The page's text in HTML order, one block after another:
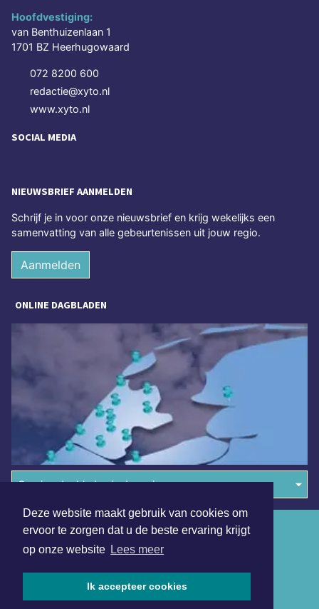
Deze website maakt gebruik van cookies om
ervoor te zorgen dat u de beste ervaring krijgt
op onze website Lees meer
Ik accepteer cookies
Hoofdvestiging:
van Benthuizenlaan 1
1701 BZ Heerhugowaard
072 8200 600
redactie@xyto.nl
www.xyto.nl
SOCIAL MEDIA
NIEUWSBRIEF AANMELDEN
Schrijf je in voor onze nieuwsbrief en krijg wekelijks een
samenvatting van alle gebeurtenissen uit jouw regio.
Aanmelden
ONLINE DAGBLADEN
Overige dagbladen in de regio
Algemene voorwaarden
Disclaimer